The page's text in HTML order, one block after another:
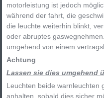
motorleistung ist jedoch
während der fahrt, die
die leuchte weiterhin blinkt,
oder abruptes
umgehend von einem
Achtung
Lassen sie dies umgehend
Leuchten beide warnleuchten
anhalten, sobald dies sicher